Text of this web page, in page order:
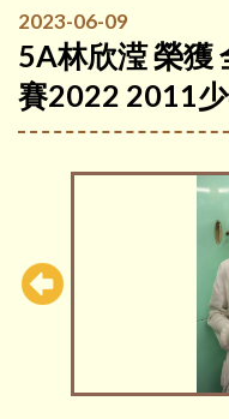
2023-06-09
5A林欣滢 榮獲
賽2022 2011